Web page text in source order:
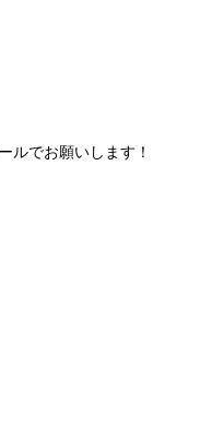
ルでお願いします！